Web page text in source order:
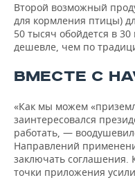
Второй возможный
для кормления птицы)
50 тысяч обойдется в
дешевле, чем по
ВМЕСТЕ С
«Как мы можем
заинтересовался
работать, —
Направлений
заключать
точки приложения